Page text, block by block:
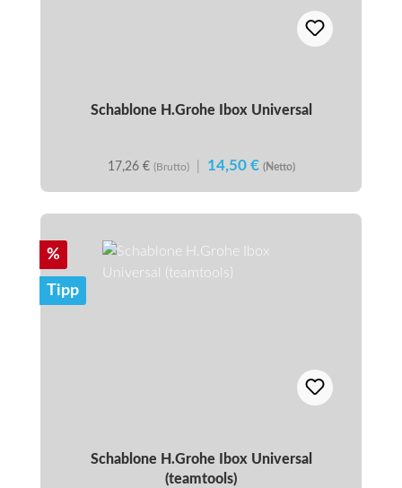
Schablone H.Grohe Ibox Universal
17,26 € (Brutto) 14,50 € (Netto)
Rabatt
%
Tipp
Schablone H.Grohe Ibox Universal
(teamtools)